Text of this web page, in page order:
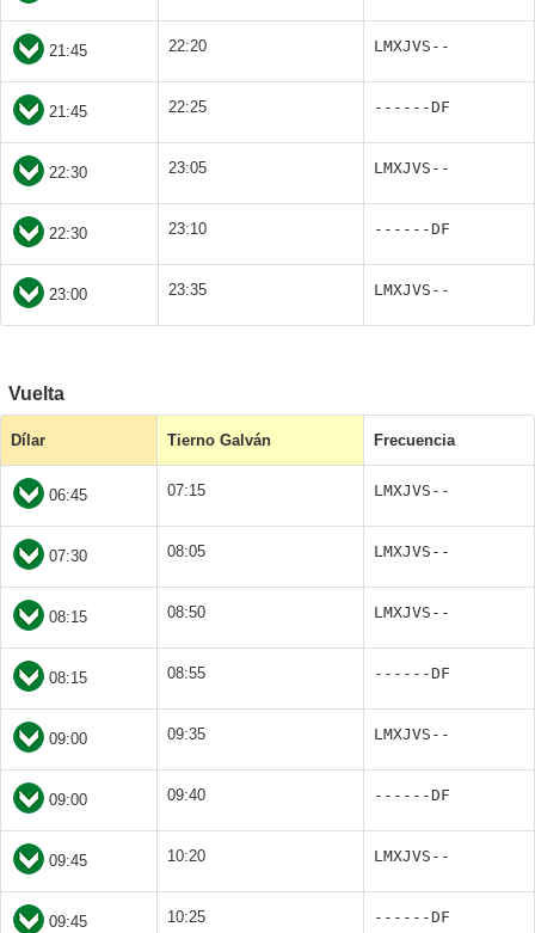
21:45 22:20 LMXJVS--
21:45 22:25 ------DF
22:30 23:05 LMXJVS--
22:30 23:10 ------DF
23:00 23:35 LMXJVS--
Vuelta
Dílar Tierno Galván Frecuencia
06:45 07:15 LMXJVS--
07:30 08:05 LMXJVS--
08:15 08:50 LMXJVS--
08:15 08:55 ------DF
09:00 09:35 LMXJVS--
09:00 09:40 ------DF
09:45 10:20 LMXJVS--
09:45 10:25 ------DF